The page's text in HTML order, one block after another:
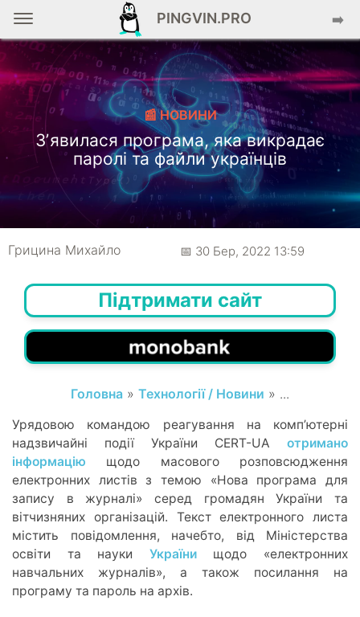
PINGVIN.PRO ➡️
📰 НОВИНИ
Зʼявилася програма, яка викрадає
паролі та файли українців
Грицина Михайло 📅 30 Бер, 2022 13:59
Підтримати сайт
Головна » Технології / Новини » ...
Урядовою командою реагування на комп’ютерні
надзвичайні події України CERT-UA отримано
інформацію щодо масового розповсюдження
електронних листів з темою «Нова програма для
запису в журналi» серед громадян України та
вітчизняних організацій. Текст електронного листа
містить повідомлення, начебто, від Міністерства
освіти та науки Українищодо «електронних
навчальних журналів», а також посилання на
програму та пароль на архів.